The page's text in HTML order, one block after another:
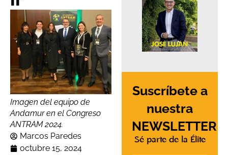
Imagen del equipo de
Andamur en el Congreso
ANTRAM 2024.
Marcos Paredes
octubre 15, 2024
Suscríbete a
nuestra
NEWSLETTER
Sé parte de la Élite